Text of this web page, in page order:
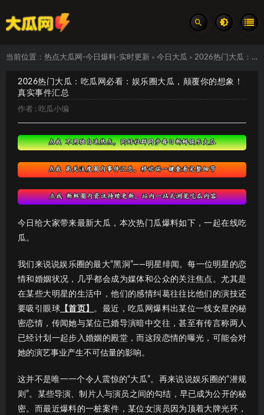
当前位置： 热点大瓜网-今日爆料-实时更新 > 今日大瓜 > 2026热门大瓜：吃瓜网必看：娱乐圈大瓜，颠覆你的想象！ 真实事件汇总
2026热门大瓜：吃瓜网必看：娱乐圈大瓜，颠覆你的想象！
真实事件汇总
作者 : 吃瓜小编
今日给大家带来最新大瓜，本次热门瓜爆料如下，一起在线吃
瓜。
我们来说说娱乐圈的最大“黑洞”——明星绯闻。每一位明星的恋
情和婚姻状况，几乎都会成为媒体和公众的关注焦点。尤其是
在某些大明星的生活中，他们的感情纠葛往往比他们的演技还
要吸引眼球【首页】
。最近，吃瓜网爆料出某位一线女星的秘
密恋情，传闻她与某位已婚导演暗中交往，甚至有传言称两人
已经计划一起步入婚姻的殿堂，而这段恋情的曝光，可能会对
她的演艺事业产生不可估量的影响。
这并不是唯一一个令人震惊的“大瓜”。再来说说娱乐圈的“潜规
则”。某些导演、制片人与演员之间的勾结，早已成为公开的秘
密。而最近爆料的一桩案件，某位女演员因为顶着大牌光环，